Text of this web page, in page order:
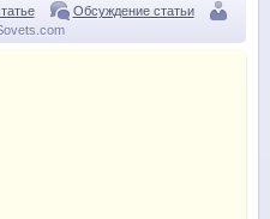
Обсуждение статьи